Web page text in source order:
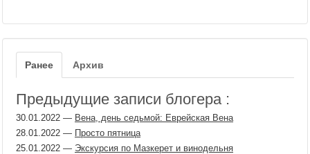
Ранее Архив
Предыдущие записи блогера :
30.01.2022 — Вена, день седьмой: Еврейская Вена
28.01.2022 — Просто пятница
25.01.2022 — Экскурсия по Мазкерет и винодельня